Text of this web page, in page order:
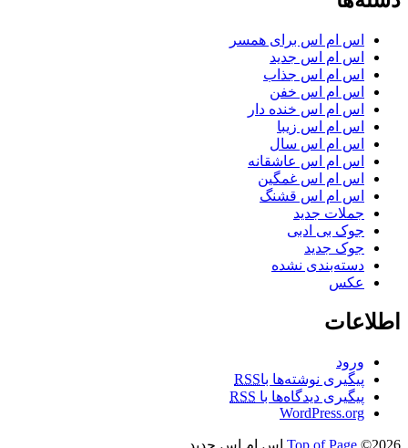
اس ام اس برای همسر
اس ام اس جدید
اس ام اس جذاب
اس ام اس خفن
اس ام اس خنده دار
اس ام اس زیبا
اس ام اس سال
اس ام اس عاشقانه
اس ام اس غمگین
اس ام اس قشنگ
جملات جدید
جوک بی ادبی
جوک جدید
دسته‌بندی نشده
عکس
اطلاعات
ورود
پیگیری نوشته‌ها باRSS
پیگیری دیدگاه‌ها با RSS
WordPress.org
Top of Page ©2026 اس ام اس جدید